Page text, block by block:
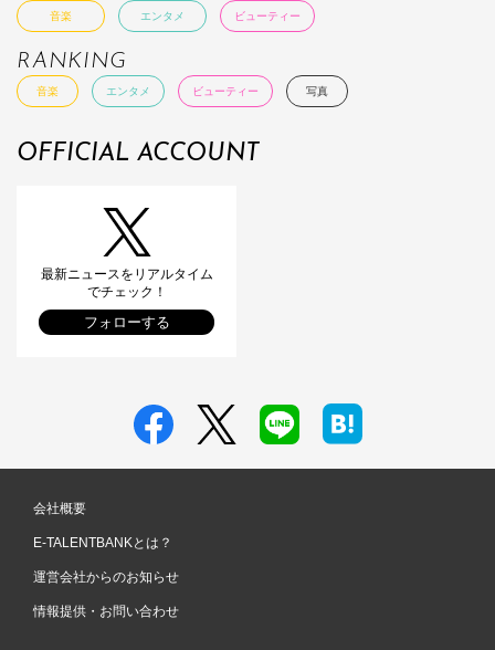
音楽 エンタメ ビューティー
RANKING
音楽 エンタメ ビューティー 写真
OFFICIAL ACCOUNT
最新ニュースをリアルタイム
でチェック！
フォローする
会社概要
E-TALENTBANKとは？
運営会社からのお知らせ
情報提供・お問い合わせ